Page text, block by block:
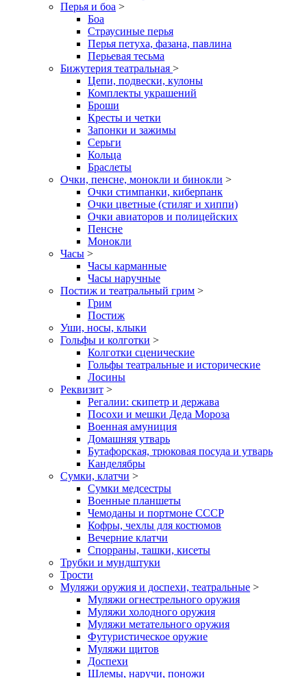
Перья и боа >
Боа
Страусиные перья
Перья петуха, фазана, павлина
Перьевая тесьма
Бижутерия театральная >
Цепи, подвески, кулоны
Комплекты украшений
Броши
Кресты и четки
Запонки и зажимы
Серьги
Кольца
Браслеты
Очки, пенсне, монокли и бинокли >
Очки стимпанки, киберпанк
Очки цветные (стиляг и хиппи)
Очки авиаторов и полицейских
Пенсне
Монокли
Часы >
Часы карманные
Часы наручные
Постиж и театральный грим >
Грим
Постиж
Уши, носы, клыки
Гольфы и колготки >
Колготки сценические
Гольфы театральные и исторические
Лосины
Реквизит >
Регалии: скипетр и держава
Посохи и мешки Деда Мороза
Военная амуниция
Домашняя утварь
Бутафорская, трюковая посуда и утварь
Канделябры
Сумки, клатчи >
Сумки медсестры
Военные планшеты
Чемоданы и портмоне СССР
Кофры, чехлы для костюмов
Вечерние клатчи
Спорраны, ташки, кисеты
Трубки и мундштуки
Трости
Муляжи оружия и доспехи, театральные >
Муляжи огнестрельного оружия
Муляжи холодного оружия
Муляжи метательного оружия
Футуристическое оружие
Муляжи щитов
Доспехи
Шлемы, наручи, поножи